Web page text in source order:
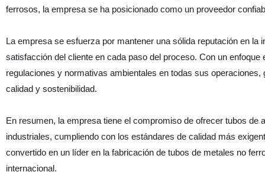
ferrosos, la empresa se ha posicionado como un proveedor
La empresa se esfuerza por mantener una sólida reputación en
satisfacción del cliente en cada paso del proceso. Con un
regulaciones y normativas ambientales en todas sus
calidad y sostenibilidad.
En resumen, la empresa tiene el compromiso de ofrecer tubos
industriales, cumpliendo con los estándares de calidad más
convertido en un líder en la fabricación de tubos de metales no
internacional.